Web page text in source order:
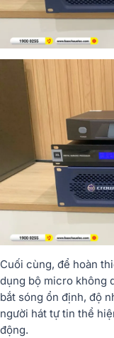
Cuối cùng, để hoàn
dụng bộ micro không
bắt sóng ổn định, độ
người hát tự tin thể
động.